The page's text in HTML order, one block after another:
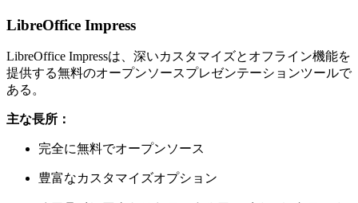
LibreOffice Impress
LibreOffice Impressは、深いカスタマイズとオフライン機能を
提供する無料のオープンソースプレゼンテーションツールで
ある。
主な長所：
完全に無料でオープンソース
豊富なカスタマイズオプション